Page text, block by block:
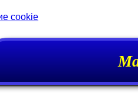
cookie